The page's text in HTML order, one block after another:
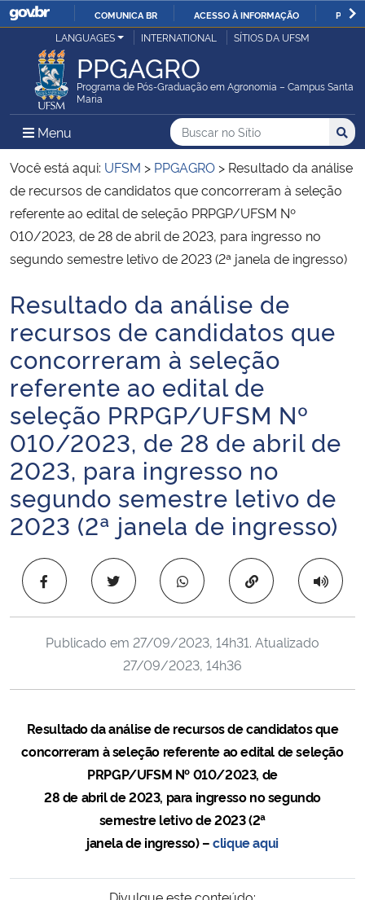
IR
PARA
O
COMUNICA BR ACESSO À INFORMAÇÃO
Ministério da Justiça e Segurança Pública
Ministério da Defesa
Ministério das Relações Exteriores
Ministério da Economia
Ministério da Educação
Ministério da Cidadania
Ministério da Saúde
Ministério de Minas e Energia
Ministério da Ciência, Tecnologia, Inovações e Comunicações
Ministério do Turismo
Ministério do Desenvolvimento Regional
Ministério da Mulher, da Família e dos Direitos Humanos
Gabinete de Segurança Institucional
Advocacia-Geral da União
LANGUAGES INTERNATIONAL SÍTIOS DA UFSM
PPGAGRO
Programa de Pós-Graduação em Agronomia – Campus Santa
Maria
Menu Menu Principal do Sítio
Busca
Buscar no no Sítio
Busca:
Você está aqui: UFSM > PPGAGRO > Resultado da análise
de recursos de candidatos que concorreram à seleção
referente ao edital de seleção PRPGP/UFSM Nº
010/2023, de 28 de abril de 2023, para ingresso no
segundo semestre letivo de 2023 (2ª janela de ingresso)
Início do conteúdo
Resultado da análise de
recursos de candidatos que
concorreram à seleção
referente ao edital de
seleção PRPGP/UFSM Nº
010/2023, de 28 de abril de
2023, para ingresso no
segundo semestre letivo de
2023 (2ª janela de ingresso)
Copiar para área
Publicado em 27/09/2023, 14h31. Atualizado
27/09/2023, 14h36
Resultado da análise de recursos de candidatos que
concorreram à seleção referente ao edital de seleção
PRPGP/UFSM Nº 010/2023, de
28 de abril de 2023, para ingresso no segundo
semestre letivo de 2023 (2ª
janela de ingresso) –clique aqui
Divulgue este conteúdo: